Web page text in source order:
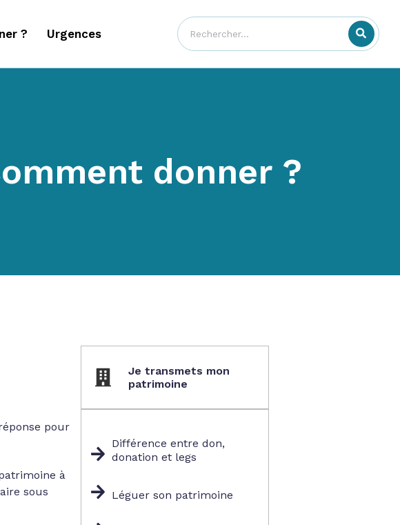
? Urgences
donner ?
pour
à
sous
Je transmets mon
patrimoine
Différence entre don,
donation et legs
Léguer son patrimoine